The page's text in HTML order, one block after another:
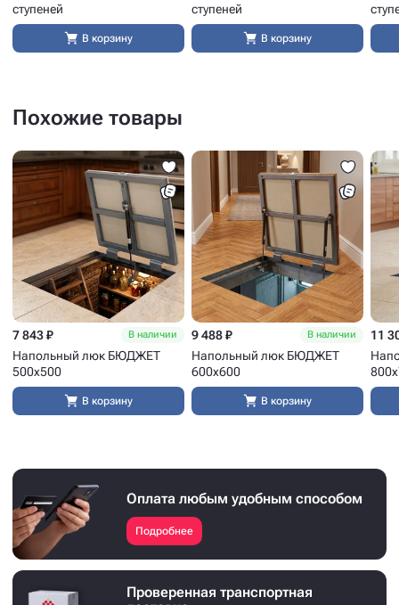
ступеней
В корзину
ступеней
В корзину
Похожие товары
7 843 ₽ В наличии
Напольный люк БЮДЖЕТ
500x500
В корзину
9 488 ₽ В наличии
Напольный люк БЮДЖЕТ
600x600
В корзину
11
Оплата любым удобным способом
Подробнее
Проверенная транспортная